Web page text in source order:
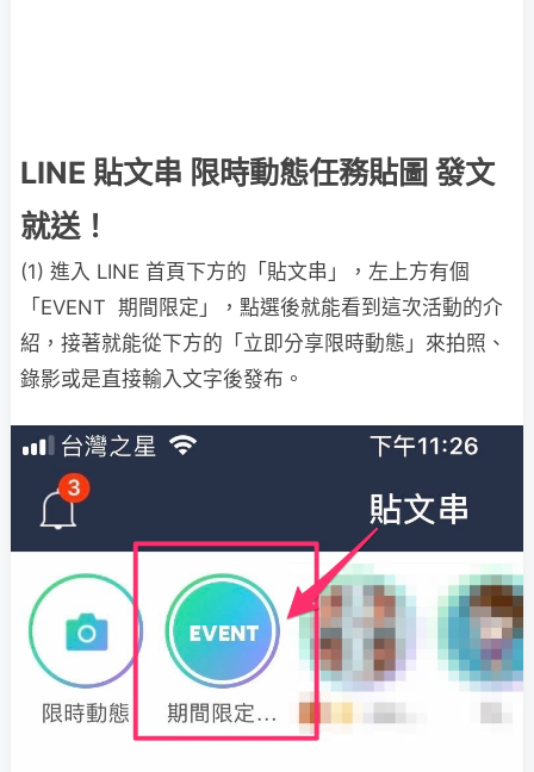
LINE 貼文串 限時動態任務貼圖 發文
就送！
(1) 進入 LINE 首頁下方的「貼文串」，左上方有個
「EVENT 期間限定」，點選後就能看到這次活動的介
紹，接著就能從下方的「立即分享限時動態」來拍照、
錄影或是直接輸入文字後發布。